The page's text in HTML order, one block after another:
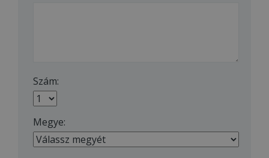
Szám:
Megye: